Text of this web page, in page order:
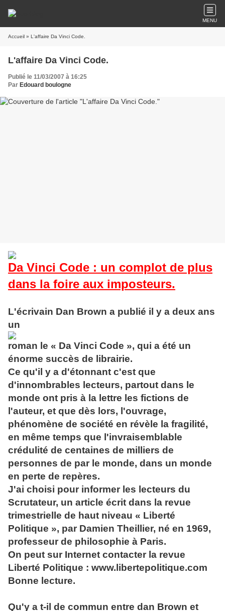
MENU
Accueil » L'affaire Da Vinci Code.
L'affaire Da Vinci Code.
Publié le 11/03/2007 à 16:25
Par Edouard boulogne
Da Vinci Code : un complot de plus
dans la foire aux imposteurs.
L'écrivain Dan Brown a publié il y a deux ans
un
roman le « Da Vinci Code », qui a été un
énorme succès de librairie.
Ce qu'il y a d'étonnant c'est que
d'innombrables lecteurs, partout dans le
monde ont pris à la lettre les fictions de
l'auteur, et que dès lors, l'ouvrage,
phénomène de société en révèle la fragilité,
en même temps que l'invraisemblable
crédulité de centaines de milliers de
personnes de par le monde, dans un monde
en perte de repères.
J'ai choisi pour informer les lecteurs du
Scrutateur, un article écrit dans la revue
trimestrielle de haut niveau « Liberté
Politique », par Damien Theillier, né en 1969,
professeur de philosophie à Paris.
On peut sur Internet contacter la revue
Liberté Politique : www.libertepolitique.com
Bonne lecture.
Qu'y a t-il de commun entre dan Brown et